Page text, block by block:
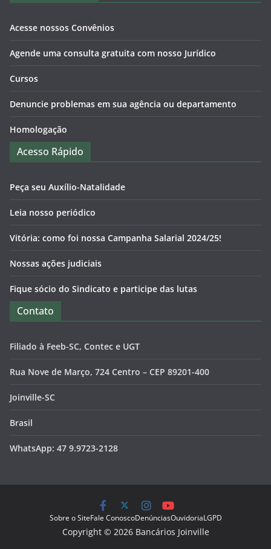
Acesse nossos Convênios
Agende uma consulta gratuita com nosso Jurídico
Cursos
Denuncie problemas em sua agência ou departamento
Homologação
Acesso Rápido
Peça seu Auxílio-Natalidade
Leia nosso periódico
Vitória: como foi nossa Campanha Salarial 2024/25!
Nossas ações judiciais
Fique sócio do Sindicato e participe das lutas
Contato
Filiado à Feeb-SC, Contec e UGT
Rua Nove de Março, 724 Centro – CEP 89201-400
Joinville-SC
Brasil
WhatsApp: 47 9.9723-2128
Sobre o SiteFale ConoscoDenúnciasOuvidoriaLGPD
Copyright © 2026 Bancários Joinville